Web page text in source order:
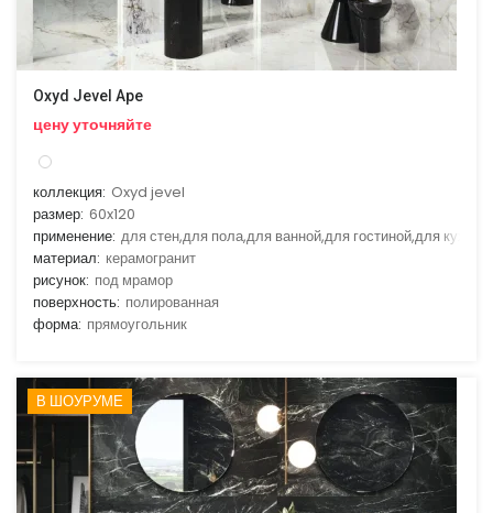
Oxyd Jevel Ape
цену уточняйте
коллекция: Oxyd jevel
размер: 60x120
применение: для стен,для пола,для ванной,для гостиной,для кухни
материал: керамогранит
рисунок: под мрамор
поверхность: полированная
форма: прямоугольник
В ШОУРУМЕ